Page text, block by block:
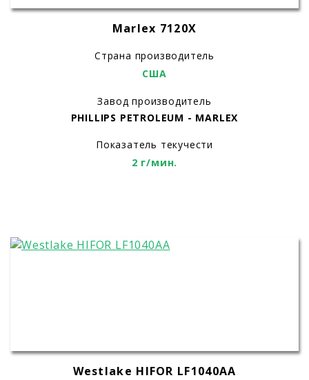
Marlex 7120X
Страна производитель
США
Завод производитель
PHILLIPS PETROLEUM - MARLEX
Показатель текучести
2 г/мин.
Westlake HIFOR LF1040AA